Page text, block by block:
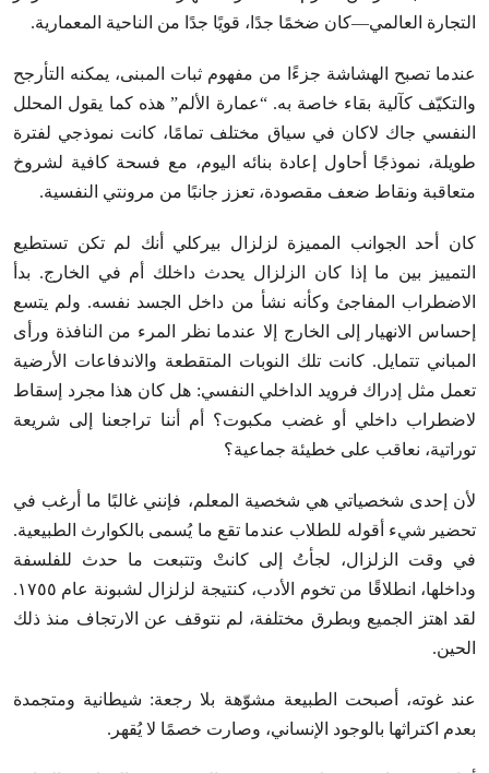
التجارة العالمي—كان ضخمًا جدًا، قويًا جدًا من الناحية المعمارية.
عندما تصبح الهشاشة جزءًا من مفهوم ثبات المبنى، يمكنه التأرجح
والتكيّف كآلية بقاء خاصة به. “عمارة الألم” هذه كما يقول المحلل
النفسي جاك لاكان في سياق مختلف تمامًا، كانت نموذجي لفترة
طويلة، نموذجًا أحاول إعادة بنائه اليوم، مع فسحة كافية لشروخ
متعاقبة ونقاط ضعف مقصودة، تعزز جانبًا من مرونتي النفسية.
كان أحد الجوانب المميزة لزلزال بيركلي أنك لم تكن تستطيع
التمييز بين ما إذا كان الزلزال يحدث داخلك أم في الخارج. بدأ
الاضطراب المفاجئ وكأنه نشأ من داخل الجسد نفسه. ولم يتسع
إحساس الانهيار إلى الخارج إلا عندما نظر المرء من النافذة ورأى
المباني تتمايل. كانت تلك النوبات المتقطعة والاندفاعات الأرضية
تعمل مثل إدراك فرويد الداخلي النفسي: هل كان هذا مجرد إسقاط
لاضطراب داخلي أو غضب مكبوت؟ أم أننا تراجعنا إلى شريعة
توراتية، نعاقب على خطيئة جماعية؟
لأن إحدى شخصياتي هي شخصية المعلم، فإنني غالبًا ما أرغب في
تحضير شيء أقوله للطلاب عندما تقع ما يُسمى بالكوارث الطبيعية.
في وقت الزلزال، لجأتُ إلى كانتْ وتتبعت ما حدث للفلسفة
وداخلها، انطلاقًا من تخوم الأدب، كنتيجة لزلزال لشبونة عام ١٧٥٥.
لقد اهتز الجميع وبطرق مختلفة، لم نتوقف عن الارتجاف منذ ذلك
الحين.
عند غوته، أصبحت الطبيعة مشوّهة بلا رجعة: شيطانية ومتجمدة
بعدم اكتراثها بالوجود الإنساني، وصارت خصمًا لا يُقهر.